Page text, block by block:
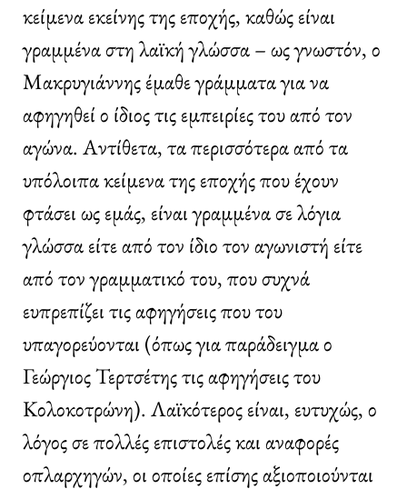
κείμενα εκείνης της εποχής, καθώς είναι
γραμμένα στη λαϊκή γλώσσα – ως γνωστόν, ο
Μακρυγιάννης έμαθε γράμματα για να
αφηγηθεί ο ίδιος τις εμπειρίες του από τον
αγώνα. Αντίθετα, τα περισσότερα από τα
υπόλοιπα κείμενα της εποχής που έχουν
φτάσει ως εμάς, είναι γραμμένα σε λόγια
γλώσσα είτε από τον ίδιο τον αγωνιστή είτε
από τον γραμματικό του, που συχνά
ευπρεπίζει τις αφηγήσεις που του
υπαγορεύονται (όπως για παράδειγμα ο
Γεώργιος Τερτσέτης τις αφηγήσεις του
Κολοκοτρώνη). Λαϊκότερος είναι, ευτυχώς, ο
λόγος σε πολλές επιστολές και αναφορές
οπλαρχηγών, οι οποίες επίσης αξιοποιούνται